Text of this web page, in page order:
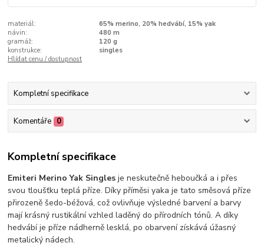
materiál:
65% merino, 20% hedvábí, 15% yak
návin:
480 m
gramáž:
120 g
konstrukce:
singles
Hlídat cenu / dostupnost
Kompletní specifikace
Komentáře 0
Kompletní specifikace
Emiteri Merino Yak Singles je neskutečně heboučká a i přes
svou tloušťku teplá příze. Díky příměsi yaka je tato směsová příze
přirozeně šedo-béžová, což ovlivňuje výsledné barvení a barvy
mají krásný rustikální vzhled laděný do přírodních tónů. A díky
hedvábí je příze nádherně lesklá, po obarvení získává úžasný
metalický nádech.